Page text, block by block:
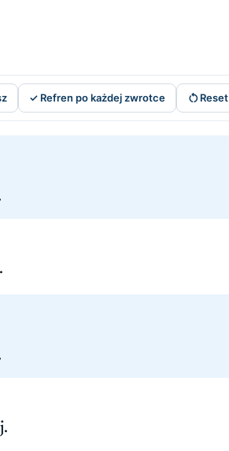
✓ Refren po każdej zwrotce Reset